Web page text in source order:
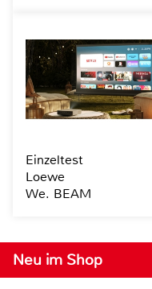
Neu im Shop
Einzeltest
Loewe
We. BEAM